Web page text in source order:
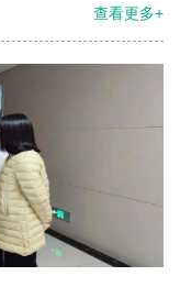
看望慰问病区医护人
查看更多+